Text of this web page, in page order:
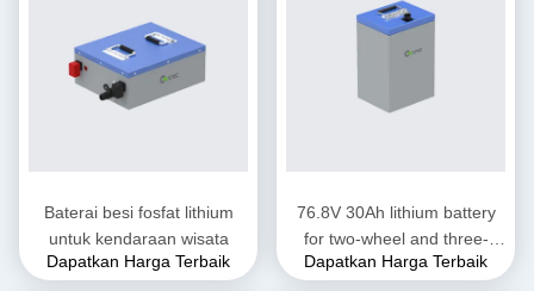
Baterai besi fosfat lithium
untuk kendaraan wisata
Dapatkan Harga Terbaik
76.8V 30Ah lithium battery
for two-wheel and three-
wheel electric motorcycles
Dapatkan Harga Terbaik